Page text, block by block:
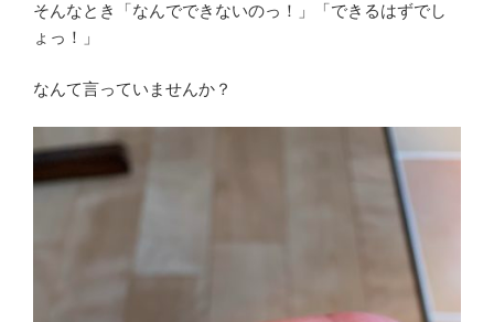
そんなとき「なんでできないのっ！」「できるはずでし
ょっ！」
なんて言っていませんか？